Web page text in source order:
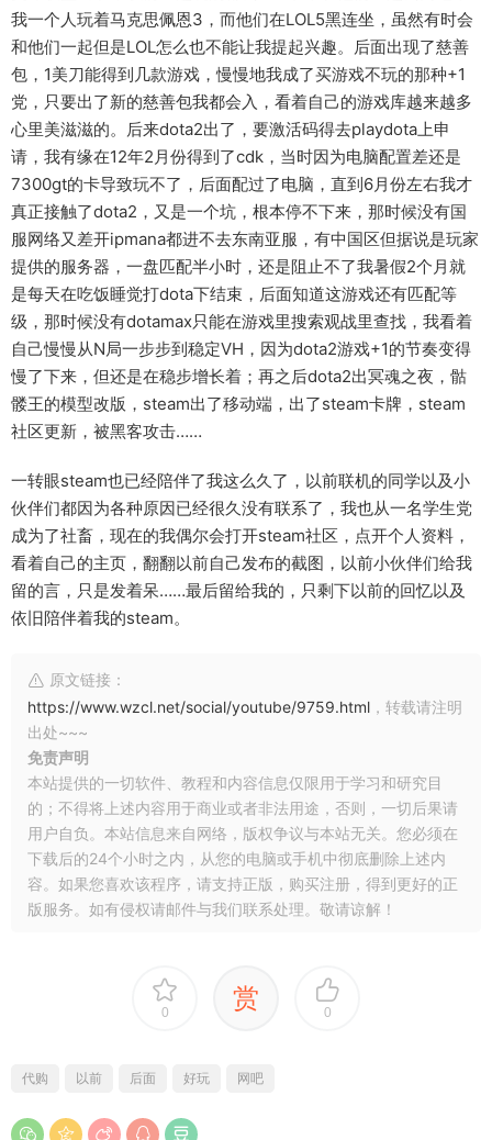
我一个人玩着马克思佩恩3，而他们在LOL5黑连坐，虽然有时会
和他们一起但是LOL怎么也不能让我提起兴趣。后面出现了慈善
包，1美刀能得到几款游戏，慢慢地我成了买游戏不玩的那种+1
党，只要出了新的慈善包我都会入，看着自己的游戏库越来越多
心里美滋滋的。后来dota2出了，要激活码得去playdota上申
请，我有缘在12年2月份得到了cdk，当时因为电脑配置差还是
7300gt的卡导致玩不了，后面配过了电脑，直到6月份左右我才
真正接触了dota2，又是一个坑，根本停不下来，那时候没有国
服网络又差开ipmana都进不去东南亚服，有中国区但据说是玩家
提供的服务器，一盘匹配半小时，还是阻止不了我暑假2个月就
是每天在吃饭睡觉打dota下结束，后面知道这游戏还有匹配等
级，那时候没有dotamax只能在游戏里搜索观战里查找，我看着
自己慢慢从N局一步步到稳定VH，因为dota2游戏+1的节奏变得
慢了下来，但还是在稳步增长着；再之后dota2出冥魂之夜，骷
髅王的模型改版，steam出了移动端，出了steam卡牌，steam
社区更新，被黑客攻击……
一转眼steam也已经陪伴了我这么久了，以前联机的同学以及小
伙伴们都因为各种原因已经很久没有联系了，我也从一名学生党
成为了社畜，现在的我偶尔会打开steam社区，点开个人资料，
看着自己的主页，翻翻以前自己发布的截图，以前小伙伴们给我
留的言，只是发着呆……最后留给我的，只剩下以前的回忆以及
依旧陪伴着我的steam。
原文链接：
https://www.wzcl.net/social/youtube/9759.html ，转载请注明
出处~~~
免责声明
本站提供的一切软件、教程和内容信息仅限用于学习和研究目
的；不得将上述内容用于商业或者非法用途，否则，一切后果请
用户自负。本站信息来自网络，版权争议与本站无关。您必须在
下载后的24个小时之内，从您的电脑或手机中彻底删除上述内
容。如果您喜欢该程序，请支持正版，购买注册，得到更好的正
版服务。如有侵权请邮件与我们联系处理。敬请谅解！
0 赏 0
代购 以前 后面 好玩 网吧